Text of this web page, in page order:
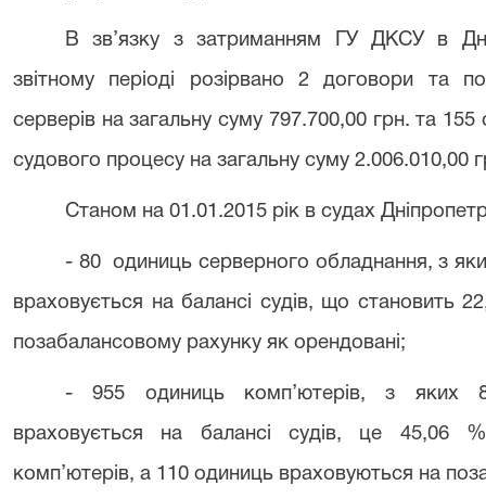
В зв’язку з затриманням ГУ ДКСУ в
звітному періоді розірвано 2 договори та
серверів на загальну суму 797.700,00 грн. та 155
судового процесу на загальну суму 2.006.010,00
Станом на 01.01.2015 рік в судах
- 80 одиниць серверного обладнання, з
враховується на балансі судів, що становить
позабалансовому рахунку як орендовані;
- 955 одиниць комп’ютерів, з яких
враховується на балансі судів, це 45,06 %
комп’ютерів, а 110 одиниць враховуються на